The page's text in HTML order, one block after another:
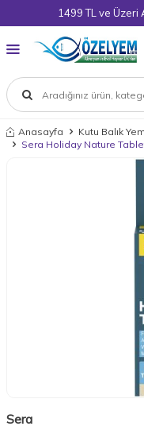
1499 TL ve Üzeri
Anasayfa Kutu Balık
Sera Holiday Nature
Sera